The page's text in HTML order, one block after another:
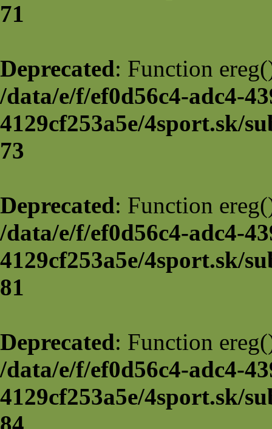
71
Deprecated: Function
/data/e/f/ef0d56c4-adc4-
4129cf253a5e/4sport.sk/
73
Deprecated: Function
/data/e/f/ef0d56c4-adc4-
4129cf253a5e/4sport.sk/
81
Deprecated: Function
/data/e/f/ef0d56c4-adc4-
4129cf253a5e/4sport.sk/